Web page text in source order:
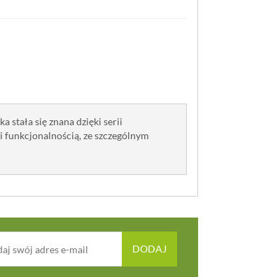
stała się znana dzięki serii
ze szczególnym
DODAJ